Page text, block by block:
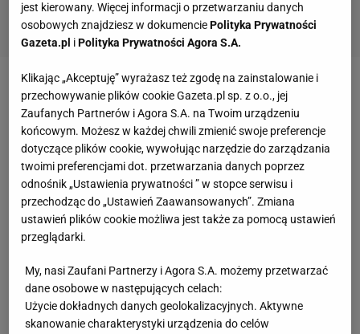
Zobacz wideoMendy podbije Ekstraklasę?
Rzeźniczak: Pytanie, czy będzie mu się w ogóle
chciało?
Mecz siatkówki Polska - Kanada. Kiedy i o której
godzinie grają polscy siatkarze?
Zaczęli od pokonania 3:1 Libii, następnie sensacyjnie
ograli 3:0 Japończyków, a na koniec przegrali 0:3 z
Turcją, za którą ostatecznie zakończyli zmagania w
jest kierowany. Więcej informacji o przetwarzaniu danych
osobowych znajdziesz w dokumenciePolityka Prywatności
Gazeta.pl iPolityka Prywatności Agora S.A.
Klikając „Akceptuję” wyrażasz też zgodę na zainstalowanie i
przechowywanie plików cookie Gazeta.pl sp. z o.o., jej
Zaufanych Partnerów i Agora S.A. na Twoim urządzeniu
końcowym. Możesz w każdej chwili zmienić swoje preferencje
dotyczące plików cookie, wywołując narzędzie do zarządzania
twoimi preferencjami dot. przetwarzania danych poprzez
odnośnik „Ustawienia prywatności ” w stopce serwisu i
przechodząc do „Ustawień Zaawansowanych”. Zmiana
ustawień plików cookie możliwa jest także za pomocą ustawień
przeglądarki.
My, nasi Zaufani Partnerzy i Agora S.A. możemy przetwarzać
dane osobowe w następujących celach:
Użycie dokładnych danych geolokalizacyjnych. Aktywne
skanowanie charakterystyki urządzenia do celów